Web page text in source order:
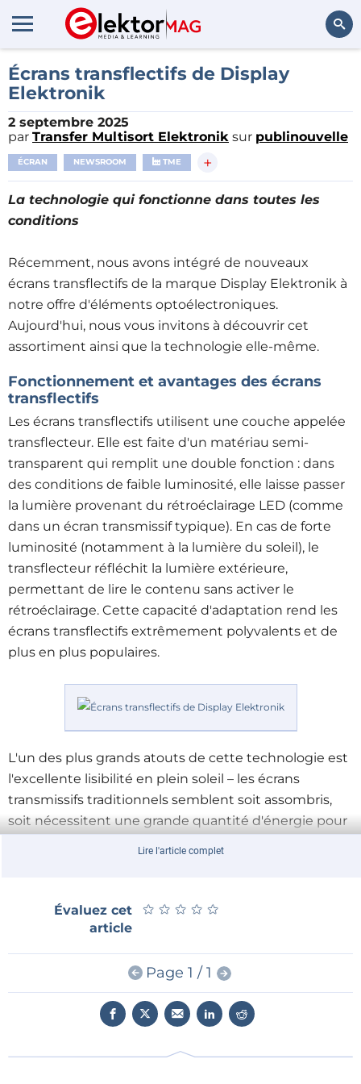
Rechercher
Écrans transflectifs de Display
Elektronik
2 septembre 2025
par Transfer Multisort Elektronik sur publinouvelle
ÉCRAN NEWSROOM TME +
La technologie qui fonctionne dans toutes les
conditions
Récemment, nous avons intégré de nouveaux
écrans transflectifs de la marque Display Elektronik à
notre offre d'éléments optoélectroniques.
Aujourd'hui, nous vous invitons à découvrir cet
assortiment ainsi que la technologie elle-même.
Fonctionnement et avantages des écrans
transflectifs
Les écrans transflectifs utilisent une couche appelée
transflecteur. Elle est faite d'un matériau semi-
transparent qui remplit une double fonction : dans
des conditions de faible luminosité, elle laisse passer
la lumière provenant du rétroéclairage LED (comme
dans un écran transmissif typique). En cas de forte
luminosité (notamment à la lumière du soleil), le
transflecteur réfléchit la lumière extérieure,
permettant de lire le contenu sans activer le
rétroéclairage. Cette capacité d'adaptation rend les
écrans transflectifs extrêmement polyvalents et de
plus en plus populaires.
L'un des plus grands atouts de cette technologie est
l'excellente lisibilité en plein soleil – les écrans
transmissifs traditionnels semblent soit assombris,
soit nécessitent une grande quantité d'énergie pour
l'appareil peut fonctionner sans rétroéclairage actif,
prolongeant considérablement la durée de vie de la
portables tels que les compteurs manuels,
terminaux et autres produits destinés au travail sur le
Lire l'article complet
Évaluez cet
article
★ ★ ★ ★ ★
★ ★ ★ ★ ★
Page 1 / 1